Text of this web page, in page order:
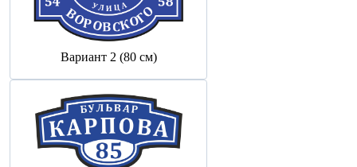
Вариант 2 (80 см)